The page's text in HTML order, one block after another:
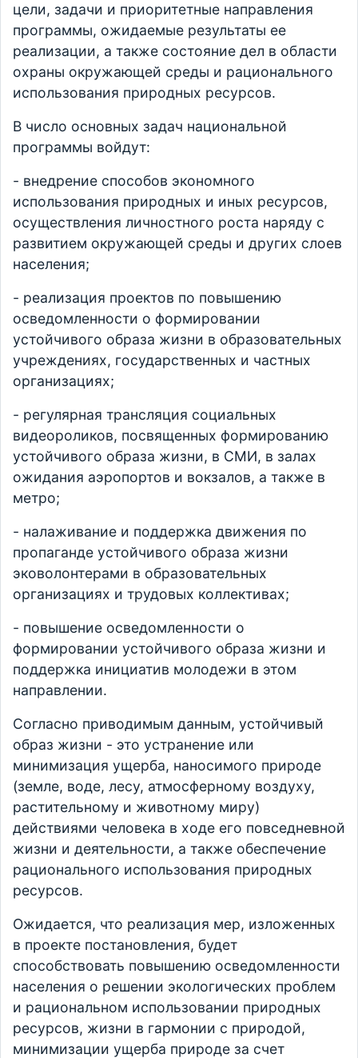
цели, задачи и приоритетные направления
программы, ожидаемые результаты ее
реализации, а также состояние дел в области
охраны окружающей среды и рационального
использования природных ресурсов.
В число основных задач национальной
программы войдут:
- внедрение способов экономного
использования природных и иных ресурсов,
осуществления личностного роста наряду с
развитием окружающей среды и других слоев
населения;
- реализация проектов по повышению
осведомленности о формировании
устойчивого образа жизни в образовательных
учреждениях, государственных и частных
организациях;
- регулярная трансляция социальных
видеороликов, посвященных формированию
устойчивого образа жизни, в СМИ, в залах
ожидания аэропортов и вокзалов, а также в
метро;
- налаживание и поддержка движения по
пропаганде устойчивого образа жизни
эковолонтерами в образовательных
организациях и трудовых коллективах;
- повышение осведомленности о
формировании устойчивого образа жизни и
поддержка инициатив молодежи в этом
направлении.
Согласно приводимым данным, устойчивый
образ жизни - это устранение или
минимизация ущерба, наносимого природе
(земле, воде, лесу, атмосферному воздуху,
растительному и животному миру)
действиями человека в ходе его повседневной
жизни и деятельности, а также обеспечение
рационального использования природных
ресурсов.
Ожидается, что реализация мер, изложенных
в проекте постановления, будет
способствовать повышению осведомленности
населения о решении экологических проблем
и рациональном использовании природных
ресурсов, жизни в гармонии с природой,
минимизации ущерба природе за счет